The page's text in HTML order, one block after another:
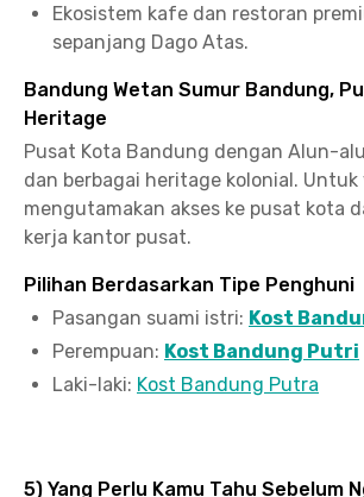
Ekosistem kafe dan restoran
sepanjang Dago Atas.
Bandung Wetan Sumur Bandung,
Heritage
Pusat Kota Bandung dengan Alun-
dan berbagai heritage kolonial. Untuk
mengutamakan akses ke pusat kota
kerja kantor pusat.
Pilihan Berdasarkan Tipe Penghuni
Pasangan suami istri: Kost
Perempuan: Kost Bandung Putri
Laki-laki: Kost Bandung Putra
5) Yang Perlu Kamu Tahu Sebelum